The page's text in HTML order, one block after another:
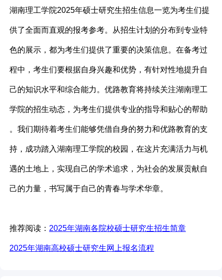
湖南理工学院2025年硕士研究生招生信息一览为考生们提
供了全面而直观的报考参考。从招生计划的分布到专业特
色的展示，都为考生们提供了重要的决策信息。在备考过
程中，考生们要根据自身兴趣和优势，有针对性地提升自
己的知识水平和综合能力。优路教育将持续关注湖南理工
学院的招生动态，为考生们提供专业的指导和贴心的帮助
。我们期待着考生们能够凭借自身的努力和优路教育的支
持，成功踏入湖南理工学院的校园，在这片充满活力与机
遇的土地上，实现自己的学术追求，为社会的发展贡献自
己的力量，书写属于自己的青春与学术华章。
推荐阅读： 2025年湖南各院校硕士研究生招生简章
2025年湖南高校硕士研究生网上报名流程